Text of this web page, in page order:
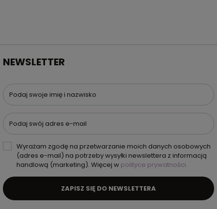
NEWSLETTER
Podaj swoje imię i nazwisko
Podaj swój adres e-mail
Wyrażam zgodę na przetwarzanie moich danych osobowych
(adres e-mail) na potrzeby wysyłki newslettera z informacją
handlową (marketing). Więcej w polityce prywatności.
ZAPISZ SIĘ DO NEWSLETTERA